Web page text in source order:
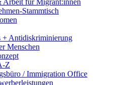
Arbeit für Migrant:innen
Stammtisch
+ Antidiskriminierung
Menschen
Z
/ Immigration Office